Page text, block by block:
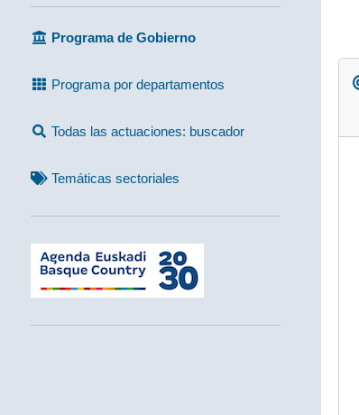
Programa de Gobierno
Programa por departamentos
Todas las actuaciones: buscador
Temáticas sectoriales